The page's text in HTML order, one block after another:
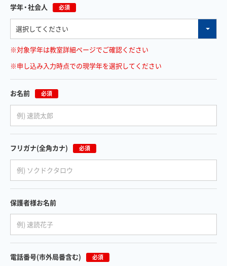
学年・社会人 必須
※対象学年は教室詳細ページでご確認ください
※申し込み入力時点での現学年を選択してください
お名前 必須
フリガナ(全角カナ) 必須
保護者様お名前
電話番号(市外局番含む) 必須